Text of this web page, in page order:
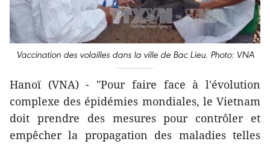
Vaccination des volailles dans la ville de Bac Lieu. Photo: VNA
Hanoï (VNA) - "Pour faire face à l'évolution
complexe des épidémies mondiales, le Vietnam
doit prendre des mesures pour contrôler et
empêcher la propagation des maladies telles